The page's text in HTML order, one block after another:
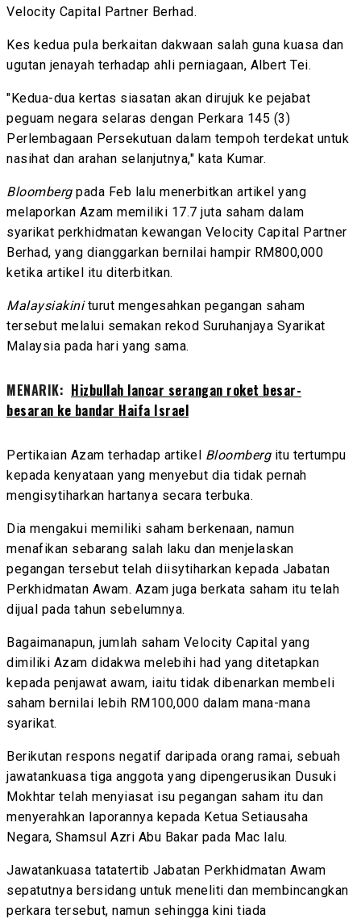
Velocity Capital Partner Berhad.
Kes kedua pula berkaitan dakwaan salah guna kuasa dan
ugutan jenayah terhadap ahli perniagaan, Albert Tei.
"Kedua-dua kertas siasatan akan dirujuk ke pejabat
peguam negara selaras dengan Perkara 145 (3)
Perlembagaan Persekutuan dalam tempoh terdekat untuk
nasihat dan arahan selanjutnya," kata Kumar.
Bloombergpada Feb lalu menerbitkan artikel yang
melaporkan Azam memiliki 17.7 juta saham dalam
syarikat perkhidmatan kewangan Velocity Capital Partner
Berhad, yang dianggarkan bernilai hampir RM800,000
ketika artikel itu diterbitkan.
Malaysiakiniturut mengesahkan pegangan saham
tersebut melalui semakan rekod Suruhanjaya Syarikat
Malaysia pada hari yang sama.
MENARIK: Hizbullah lancar serangan roket besar-
besaran ke bandar Haifa Israel
Pertikaian Azam terhadap artikel Bloombergitu tertumpu
kepada kenyataan yang menyebut dia tidak pernah
mengisytiharkan hartanya secara terbuka.
Dia mengakui memiliki saham berkenaan, namun
menafikan sebarang salah laku dan menjelaskan
pegangan tersebut telah diisytiharkan kepada Jabatan
Perkhidmatan Awam. Azam juga berkata saham itu telah
dijual pada tahun sebelumnya.
Bagaimanapun, jumlah saham Velocity Capital yang
dimiliki Azam didakwa melebihi had yang ditetapkan
kepada penjawat awam, iaitu tidak dibenarkan membeli
saham bernilai lebih RM100,000 dalam mana-mana
syarikat.
Berikutan respons negatif daripada orang ramai, sebuah
jawatankuasa tiga anggota yang dipengerusikan Dusuki
Mokhtar telah menyiasat isu pegangan saham itu dan
menyerahkan laporannya kepada Ketua Setiausaha
Negara, Shamsul Azri Abu Bakar pada Mac lalu.
Jawatankuasa tatatertib Jabatan Perkhidmatan Awam
sepatutnya bersidang untuk meneliti dan membincangkan
perkara tersebut, namun sehingga kini tiada